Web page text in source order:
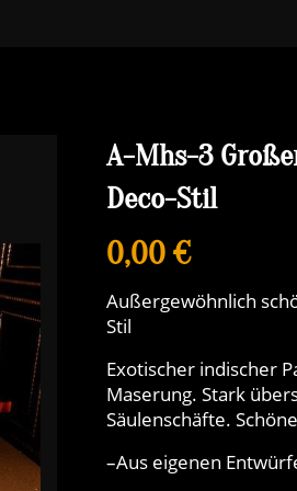
A-Mhs-3
Deco-Stil
0,00 €
Außergewöhnlich
Stil
Exotischer indischer
Maserung. Stark
Säulenschäfte.
–Aus eigenen